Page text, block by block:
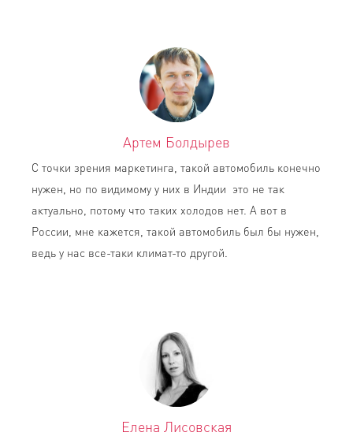
Артем Болдырев
С точки зрения маркетинга, такой автомобиль конечно
нужен, но по видимому у них в Индии это не так
актуально, потому что таких холодов нет. А вот в
России, мне кажется, такой автомобиль был бы нужен,
ведь у нас все-таки климат-то другой.
Елена Лисовская